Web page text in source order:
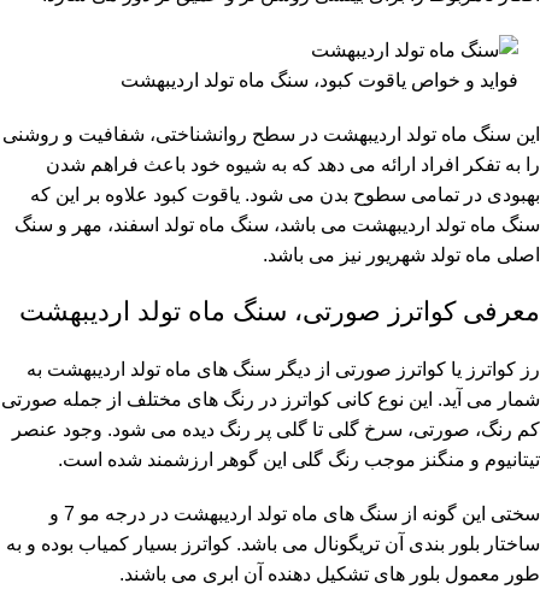
فواید و خواص یاقوت کبود، سنگ ماه تولد اردیبهشت
این سنگ ماه تولد اردیبهشت در سطح روانشناختی، شفافیت و روشنی
را به تفکر افراد ارائه می دهد که به شیوه خود باعث فراهم شدن
بهبودی در تمامی سطوح بدن می شود. یاقوت کبود علاوه بر این که
سنگ ماه تولد اردیبهشت می باشد، سنگ ماه تولد اسفند، مهر و سنگ
اصلی ماه تولد شهریور نیز می باشد.
معرفی کواترز صورتی، سنگ ماه تولد اردیبهشت
رز کواترز یا کواترز صورتی از دیگر سنگ های ماه تولد اردیبهشت به
شمار می آید. این نوع کانی کواترز در رنگ های مختلف از جمله صورتی
کم رنگ، صورتی، سرخ گلی تا گلی پر رنگ دیده می شود. وجود عنصر
تیتانیوم و منگنز موجب رنگ گلی این گوهر ارزشمند شده است.
سختی این گونه از سنگ های ماه تولد اردیبهشت در درجه مو 7 و
ساختار بلور بندی آن تریگونال می باشد. کواترز بسیار کمیاب بوده و به
طور معمول بلور های تشکیل دهنده آن ابری می باشند.